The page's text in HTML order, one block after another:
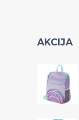
AKCIJA